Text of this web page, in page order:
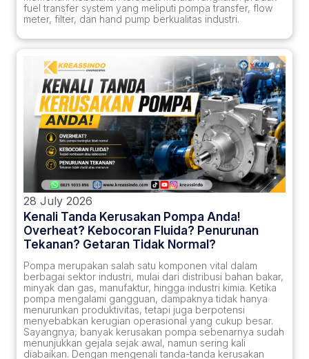
fuel transfer system yang meliputi pompa transfer, flow
meter, filter, dan hand pump berkualitas industri.
28 July 2026
Kenali Tanda Kerusakan Pompa Anda!
Overheat? Kebocoran Fluida? Penurunan
Tekanan? Getaran Tidak Normal?
Pompa merupakan salah satu komponen vital dalam
berbagai sektor industri, mulai dari distribusi bahan bakar,
minyak dan gas, manufaktur, hingga industri kimia. Ketika
pompa mengalami gangguan, dampaknya tidak hanya
menurunkan produktivitas, tetapi juga berpotensi
menyebabkan kerugian operasional yang cukup besar.
Sayangnya, banyak kerusakan pompa sebenarnya sudah
menunjukkan gejala sejak awal, namun sering kali
diabaikan. Dengan mengenali tanda-tanda kerusakan